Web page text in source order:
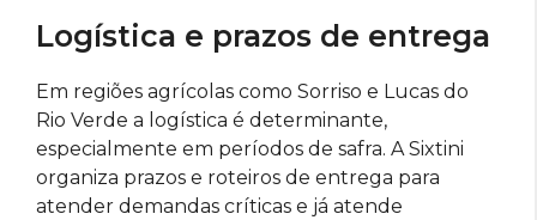
Logística e prazos de entrega
Em regiões agrícolas como Sorriso e Lucas do
Rio Verde a logística é determinante,
especialmente em períodos de safra. A Sixtini
organiza prazos e roteiros de entrega para
atender demandas críticas e já atende